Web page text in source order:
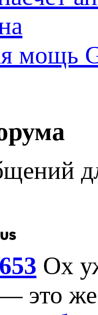
мощь
Ох
это